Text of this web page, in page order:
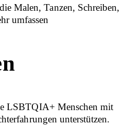
Malen, Tanzen, Schreiben,
umfassen
LSBTQIA+ Menschen mit
unterstützen.